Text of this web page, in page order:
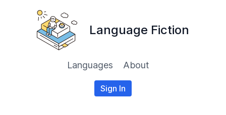
Language Fiction
Languages About
Sign In